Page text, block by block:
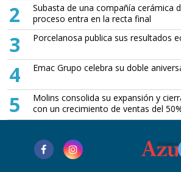
2
Subasta de una compañía cerámica
proceso entra en la recta final
3 Porcelanosa publica sus resultados
4 Emac Grupo celebra su doble
5
Molins consolida su expansión y
con un crecimiento de ventas del